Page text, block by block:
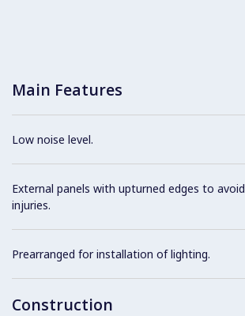
Main Features
Low noise level.
External panels with upturned edges to avoid
injuries.
Prearranged for installation of lighting.
Construction